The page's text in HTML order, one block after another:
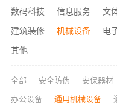
数码科技
信息服务 文
建筑装修
机械设备 电
其他
全部 安全防伪 安保器材
办公设备 通用机械设备